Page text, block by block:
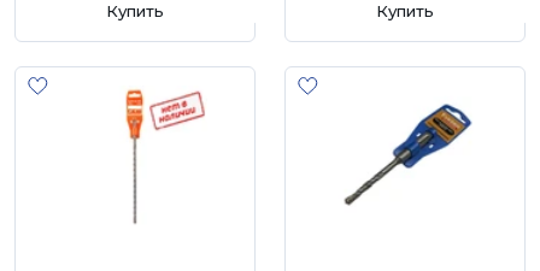
Купить Купить